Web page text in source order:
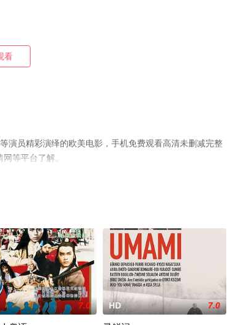
看
演员精彩演绎的欧美电影，手机免费观看高清未删减完整
等平台了解。
7.0 HD 7.0